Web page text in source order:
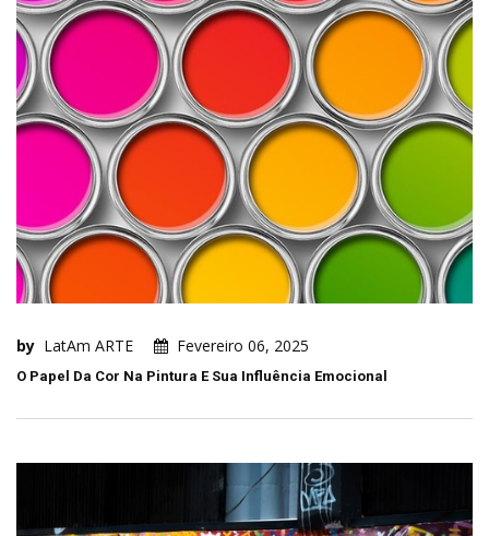
by LatAm ARTE Fevereiro 06, 2025
O Papel Da Cor Na Pintura E Sua Influência Emocional